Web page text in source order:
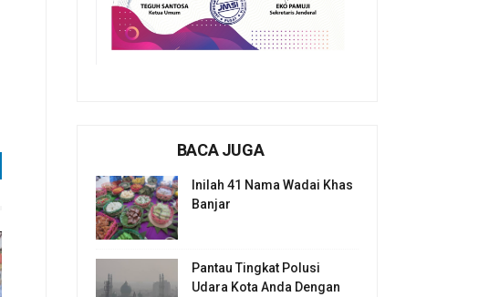
BACA JUGA
Inilah 41 Nama Wadai Khas
Banjar
Pantau Tingkat Polusi
Udara Kota Anda Dengan